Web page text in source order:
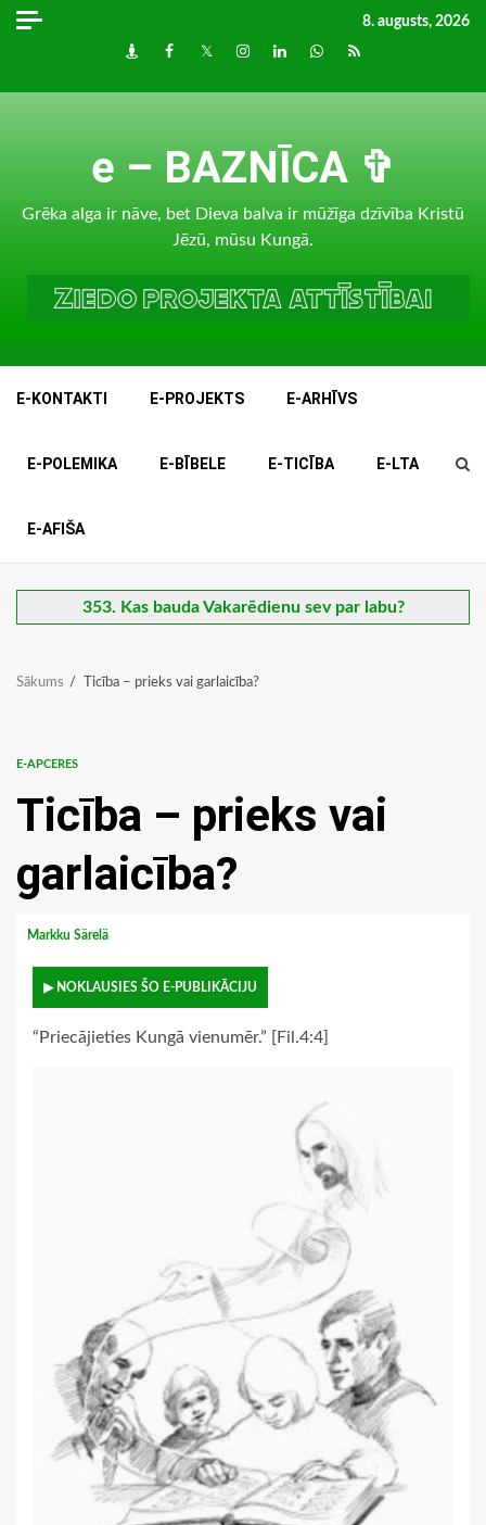
Skip
8. augusts, 2026
DraugiemFacebook
TwitterInstagram
LinkedInwhatsapp
RSS
e – BAZNĪCA ✞
Grēka alga ir nāve, bet Dieva balva ir mūžīga dzīvība Kristū
Jēzū, mūsu Kungā.
E-KONTAKTI E-PROJEKTS E-ARHĪVS
E-POLEMIKA E-BĪBELE E-TICĪBA E-LTA
E-AFIŠA
353. Kas bauda Vakarēdienu sev par labu?
Sākums Ticība – prieks vai garlaicība?
E-APCERES
Ticība – prieks vai
garlaicība?
Markku Särelä
▶ NOKLAUSIES ŠO E-PUBLIKĀCIJU
“Priecājieties Kungā vienumēr.” [Fil.4:4]